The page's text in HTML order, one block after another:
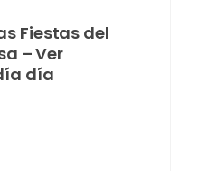
Fiestas del
– Ver
día